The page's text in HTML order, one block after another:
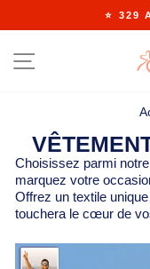
⭐ 329
Choisissez parmi
marquez votre
Offrez un textile
touchera le cœur de